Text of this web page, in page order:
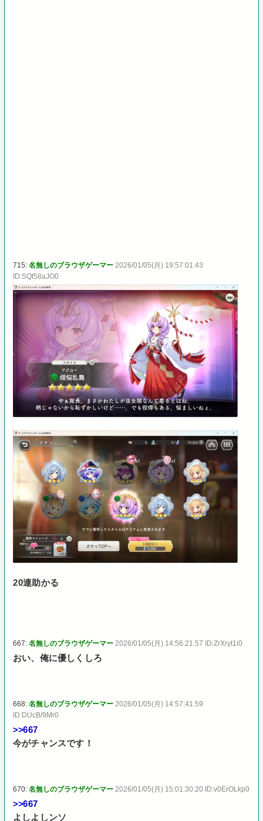
715:名無しのブラウザゲーマー 2026/01/05(月) 19:57:01.43
ID:SQt58aJO0
20連助かる
667:名無しのブラウザゲーマー 2026/01/05(月) 14:56:21.57 ID:ZrXryt1i0
おい、俺に優しくしろ
668:名無しのブラウザゲーマー 2026/01/05(月) 14:57:41.59
ID:DUcB/9Mr0
>>667
今がチャンスです！
670:名無しのブラウザゲーマー 2026/01/05(月) 15:01:30.20 ID:v0ErOLkp0
>>667
よしよしンソ